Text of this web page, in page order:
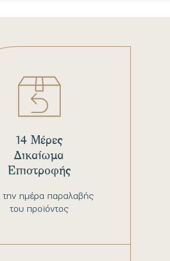
την ημέρα παραλαβής
του προϊόντος
14 Μέρες
Δικαίωμα
Επιστροφής